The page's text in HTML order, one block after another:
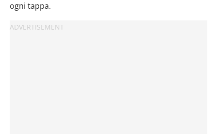
ogni tappa.